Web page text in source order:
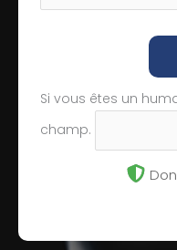
Si vous êtes un
champ.